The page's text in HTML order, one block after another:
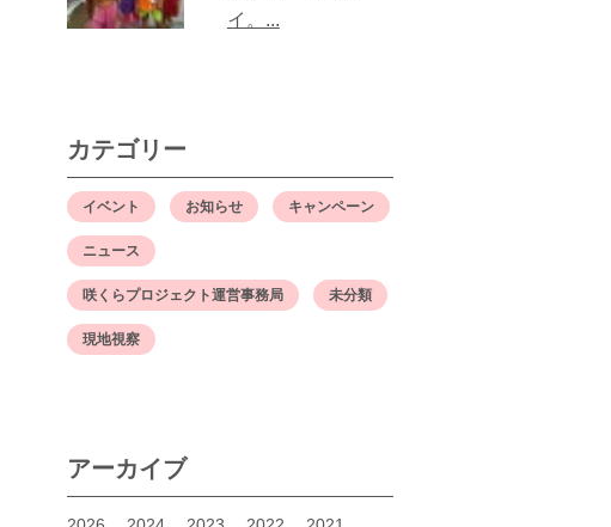
イ。...
カテゴリー
イベント お知らせ キャンペーン
ニュース
咲くらプロジェクト運営事務局 未分類
現地視察
アーカイブ